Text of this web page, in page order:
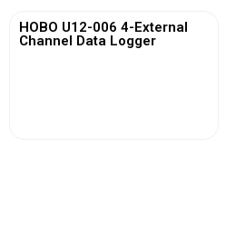
HOBO U12-006 4-External
Channel Data Logger